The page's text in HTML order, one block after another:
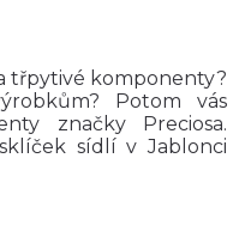
třpytivé komponenty?
Potom vás
značky Preciosa.
sídlí v Jablonci
skla v severních
V 19.století se